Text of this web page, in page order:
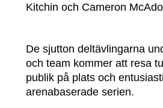
Kitchin och Cameron
De sjutton deltävlingarna
och team kommer att resa
publik på plats och
arenabaserade serien.